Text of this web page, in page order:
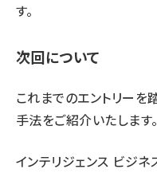
す。
次回について
これまでのエントリーを
手法をご紹介いたします。
インテリジェンス ビジネ